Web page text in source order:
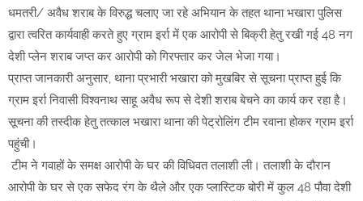
धमतरी/ अवैध शराब के विरुद्ध चलाए जा रहे अभियान के तहत थाना भखारा पुलिस
द्वारा त्वरित कार्यवाही करते हुए ग्राम इर्रा में एक आरोपी से बिक्री हेतु रखी गई 48 नग
देशी प्लेन शराब जप्त कर आरोपी को गिरफ्तार कर जेल भेजा गया।
प्राप्त जानकारी अनुसार, थाना प्रभारी भखारा को मुखबिर से सूचना प्राप्त हुई कि
ग्राम इर्रा निवासी विश्वनाथ साहू अवैध रूप से देशी शराब बेचने का कार्य कर रहा है।
सूचना की तस्दीक हेतु तत्काल भखारा थाना की पेट्रोलिंग टीम रवाना होकर ग्राम इर्रा
पहुंची।
टीम ने गवाहों के समक्ष आरोपी के घर की विधिवत तलाशी ली। तलाशी के दौरान
आरोपी के घर से एक सफेद रंग के थैले और एक प्लास्टिक बोरी में कुल 48 पौवा देशी